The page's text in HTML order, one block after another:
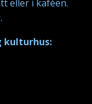
eller i kaféen.
kulturhus: